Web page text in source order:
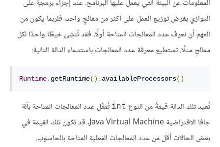
المعلومات عن البيئة التي يعمل عليها البرنامج. عند إجراء برمجةٍ على
التوازي بغرض توزيع العمل على أكثر من معالجٍ واحد، فلربما يكون من
المهم أن نعرف عدد المعالجات المتاحة أولًا، فقد تُنشِئ خيطًا واحدًا لكل
معالجٍ مثلًا. تستطيع معرفة عدد المعالجات باستدعاء الدالة التالية:
Runtime. getRuntime(). availableProcessors()
تُعيد تلك الدالة قيمةً من النوع int تُمثِّل عدد المعالجات المتاحة بآلة
جافا الافتراضية Java Virtual Machine. قد تكون تلك القيمة في
بعض الحالات أقل من عدد المعالجات الفعلية المتاحة بالحاسوب.